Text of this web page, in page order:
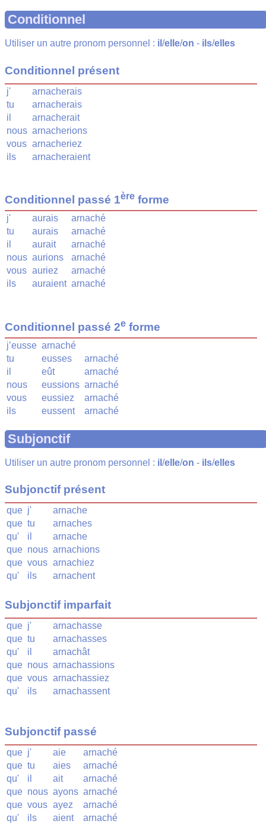
Conditionnel
Utiliser un autre pronom personnel : il /elle/on - ils/elles
Conditionnel présent
j'
arnacherais
tu
arnacherais
il
arnacherait
nous arnacherions
vous arnacheriez
ils
arnacheraient
Conditionnel passé 1ère forme
j' aurais
arnaché
tu
aurais
arnaché
il
aurait
arnaché
nous aurions
arnaché
vous auriez
arnaché
ils
auraient arnaché
Conditionnel passé 2e forme
j’eusse arnaché
tu
eusses
arnaché
il
eût
arnaché
nous
eussions arnaché
vous
eussiez
arnaché
ils
eussent arnaché
Subjonctif
Utiliser un autre pronom personnel : il /elle/on - ils/elles
Subjonctif présent
que j'
arnache
que tu
arnaches
qu'
il
arnache
que nous arnachions
que vous arnachiez
qu'
ils arnachent
Subjonctif imparfait
que j'
arnachasse
que tu
arnachasses
qu'
il
arnachât
que nous arnachassions
que vous arnachassiez
qu'
ils arnachassent
Subjonctif passé
que j' aie
arnaché
que tu aies
arnaché
qu'
il ait
arnaché
que nous ayons arnaché
que vous ayez
arnaché
qu'
ils aient arnaché